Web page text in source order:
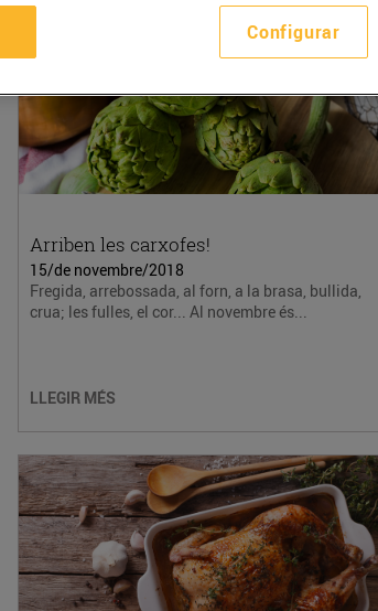
Arriben les carxofes!
15/de novembre/2018
Fregida, arrebossada, al forn, a la brasa, bullida,
crua; les fulles, el cor... Al novembre és...
LLEGIR MÉS
Configurar